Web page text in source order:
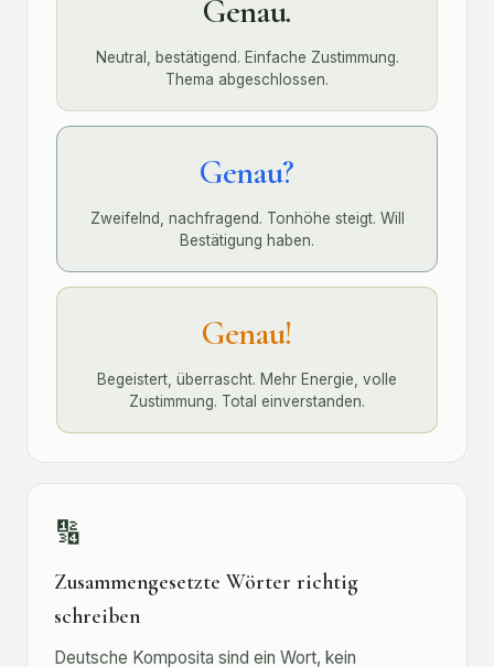
Genau.
Neutral, bestätigend. Einfache Zustimmung.
Thema abgeschlossen.
Genau?
Zweifelnd, nachfragend. Tonhöhe steigt. Will
Bestätigung haben.
Genau!
Begeistert, überrascht. Mehr Energie, volle
Zustimmung. Total einverstanden.
🔢
Zusammengesetzte Wörter richtig
schreiben
Deutsche Komposita sind ein Wort, kein